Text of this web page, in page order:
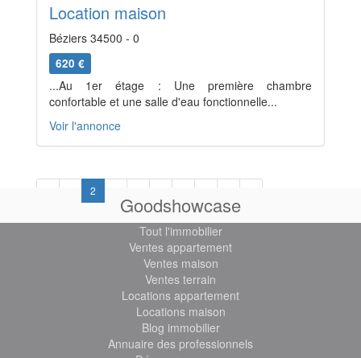
Location maison
Béziers 34500 - 0
620 €
...Au 1er étage : Une première chambre
confortable et une salle d'eau fonctionnelle...
Voir l'annonce
Previous 2 Next
Goodshowcase
Tout l'immobilier
Ventes appartement
Ventes maison
Ventes terrain
Locations appartement
Locations maison
Blog immobilier
Annuaire des professionnels